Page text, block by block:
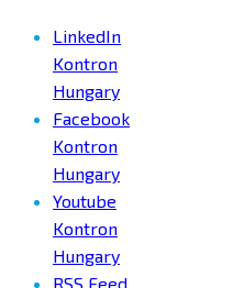
LinkedIn
Kontron
Hungary
Facebook
Kontron
Hungary
Youtube
Kontron
Hungary
RSS Feed